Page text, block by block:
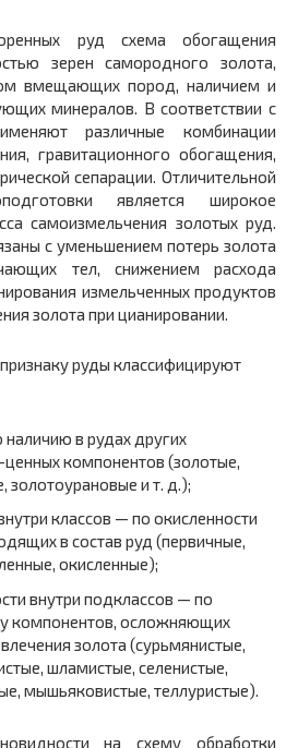
руд схема обогащения
зерен самородного золота,
вмещающих пород, наличием и
минералов. В соответствии с
различные комбинации
гравитационного обогащения,
сепарации. Отличительной
является широкое
самоизмельчения золотых руд.
с уменьшением потерь золота
тел, снижением расхода
измельченных продуктов
золота при цианировании.
руды классифицируют
в рудах других
компонентов (золотые,
золотоурановые и т. д.);
классов — по окисленности
в состав руд (первичные,
окисленные);
внутри подклассов — по
компонентов, осложняющих
золота (сурьмянистые,
шламистые, селенистые,
мышьяковистые, теллуристые).
на схему обработки